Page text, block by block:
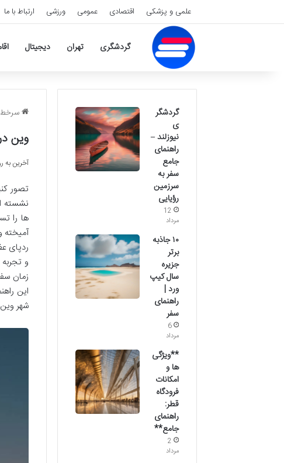
علمی و پزشکی اقتصادی عمومی ورزشی ارتباط با ما
گردشگری تهران دیجیتال
سرخط
وین
آخرین به روز
تصور
نشسته
ها را
آمیخته
ردپای
و
زمان
این
شهر
گردشگر
ی
نیوزلند –
راهنمای
جامع
سفر به
سرزمین
رؤیایی
12
مرداد
۱۰ جاذبه
برتر
جزیره
سال کیپ
ورد |
راهنمای
سفر
6
مرداد
**ویژگی
ها و
امکانات
فرودگاه
قطر:
راهنمای
جامع**
2
مرداد